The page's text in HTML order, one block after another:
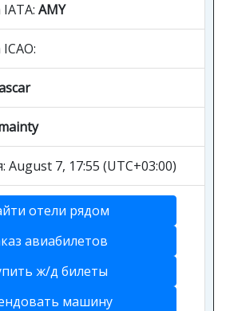
AMY
7, 17:55 (UTC+03:00)
отели рядом
авиабилетов
ж/д билеты
машину